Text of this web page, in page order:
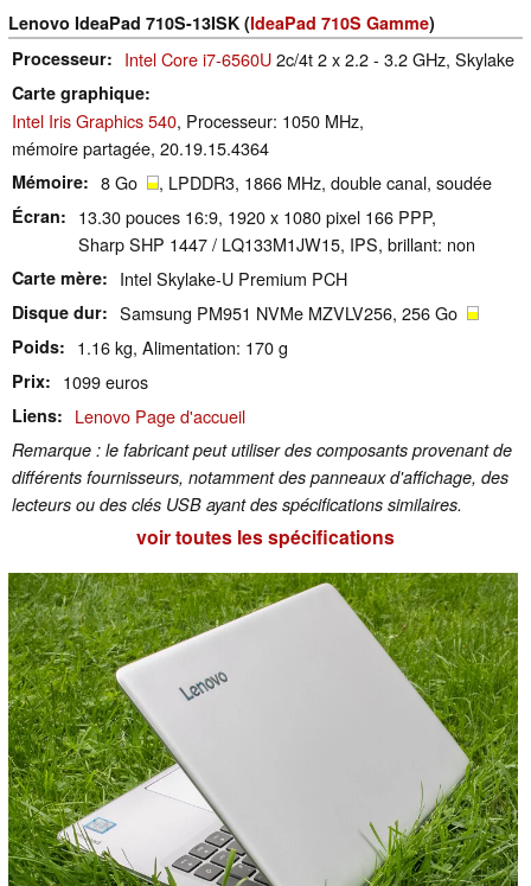
Lenovo IdeaPad 710S-13ISK (IdeaPad 710S Gamme)
Processeur
Intel Core i7-6560U2c/4t 2 x 2.2 - 3.2 GHz, Skylake
Carte graphique
Intel Iris Graphics 540, Processeur: 1050 MHz,
mémoire partagée, 20.19.15.4364
Mémoire 8 Go , LPDDR3, 1866 MHz, double canal, soudée
Écran
13.30 pouces 16:9, 1920 x 1080 pixel 166 PPP,
Sharp SHP 1447 / LQ133M1JW15, IPS, brillant: non
Carte mère Intel Skylake-U Premium PCH
Disque dur Samsung PM951 NVMe MZVLV256, 256 Go
Poids 1.16 kg, Alimentation: 170 g
Prix 1099 euros
Liens Lenovo Page d'accueil
Remarque : le fabricant peut utiliser des composants provenant de
différents fournisseurs, notamment des panneaux d'affichage, des
lecteurs ou des clés USB ayant des spécifications similaires.
voir toutes les spécifications